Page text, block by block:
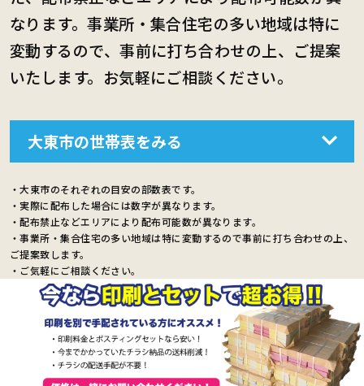
なります。事業所・集合住宅の多い地域は特に
変動するので、事前に打ち合わせの上、ご提案
いたします。お気軽にご相談ください。
大東市の世帯表をみる
・大東市のそれぞれの目安の部数表です。
・実際に配布した場合には数字が異なります。
・配布禁止などエリアにより配布可能数が異なります。
・事業所・集合住宅の多い地域は特に変動するので事前に打ち合わせの上、
ご提案致します。
・ご気軽にご相談ください。